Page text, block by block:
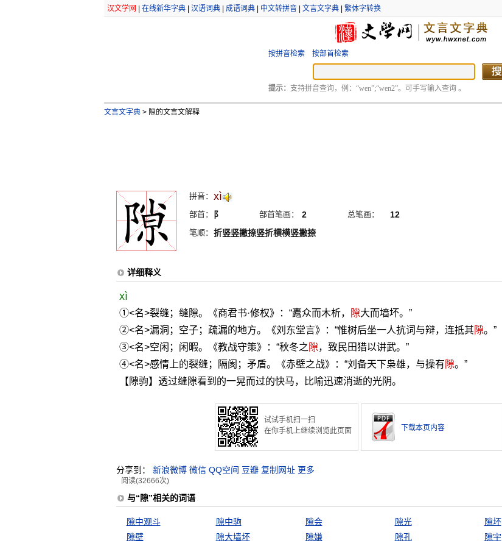
汉文学网 在线新华字典| 汉语词典| 成语词典| 中文转拼音| 文言文字典| 繁体字转换
按拼音检索 按部首检索
提示： 支持拼音查询，例：“wen”;“wen2”。可手写输入查询 。
文言文字典 >隙的文言文解释
拼音： xì
部首： 阝 部首笔画： 2 总笔画： 12
笔顺： 折竖竖撇捺竖折横横竖撇捺
详细释义
xì
①<名>裂缝；缝隙。《商君书·修权》：“蠹众而木析， 隙大而墙坏。”
②<名>漏洞；空子；疏漏的地方。《刘东堂言》：“惟树后坐一人抗词与辩，连抵其隙。”
③<名>空闲；闲暇。《教战守策》：“秋冬之 隙，致民田猎以讲武。”
④<名>感情上的裂缝；隔阂；矛盾。《赤壁之战》：“刘备天下枭雄，与操有 隙。”
【隙驹】透过缝隙看到的一晃而过的快马，比喻迅速消逝的光阴。
试试手机扫一扫
在你手机上继续浏览此页面
下载本页内容
分享到： 新浪微博 微信 QQ空间 豆瓣 复制网址 更多
阅读(32666次)
与“隙”相关的词语
隙中观斗 隙中驹 隙会 隙光
隙坏
隙壁
隙大墙坏 隙嫌 隙孔 隙宇